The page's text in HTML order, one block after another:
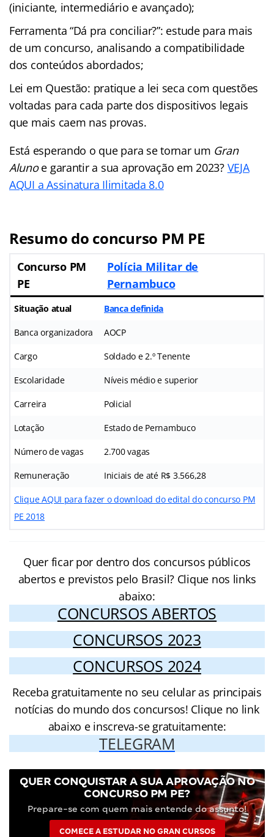
(iniciante, intermediário e avançado);
Ferramenta “Dá pra conciliar?”: estude para mais
de um concurso, analisando a compatibilidade
dos conteúdos abordados;
Lei em Questão: pratique a lei seca com questões
voltadas para cada parte dos dispositivos legais
que mais caem nas provas.
Está esperando o que para se tornar um Gran
Alunoe garantir a sua aprovação em 2023? VEJA
AQUI a Assinatura Ilimitada 8.0
Resumo do concurso PM PE
Concurso PM
PE
Polícia Militar de
Pernambuco
Situação atual Banca definida
Banca organizadora AOCP
Cargo Soldado e 2.º Tenente
Escolaridade Níveis médio e superior
Carreira Policial
Lotação Estado de Pernambuco
Número de vagas 2.700 vagas
Remuneração Iniciais de até R$ 3.566,28
Clique AQUI para fazer o download do edital do concurso PM
PE 2018
Quer ficar por dentro dos concursos públicos
abertos e previstos pelo Brasil? Clique nos links
abaixo:
CONCURSOS ABERTOS
CONCURSOS 2023
CONCURSOS 2024
Receba gratuitamente no seu celular as principais
notícias do mundo dos concursos! Clique no link
abaixo e inscreva-se gratuitamente:
TELEGRAM
QUER CONQUISTAR A SUA APROVAÇÃO NO
CONCURSO PM PE?
Prepare-se com quem mais entende do assunto!
COMECE A ESTUDAR NO GRAN CURSOS